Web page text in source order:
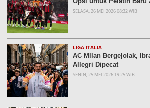
SELASA, 26 MEI 2026 08:32 WIB
LIGA ITALIA
AC Milan Bergejolak,
Allegri Dipecat
SENIN, 25 MEI 2026 19:25 WIB